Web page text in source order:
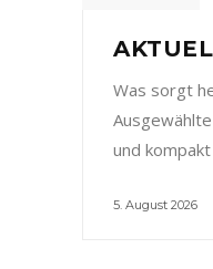
Was sorgt
und kompakt
5. August 2026